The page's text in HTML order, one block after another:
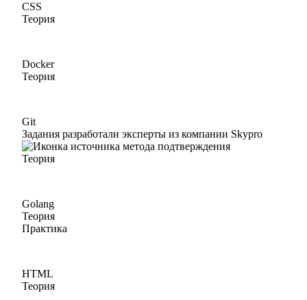
CSS
Теория
Docker
Теория
Git
Задания разработали эксперты из компании Skypro
Теория
Golang
Теория
Практика
HTML
Теория